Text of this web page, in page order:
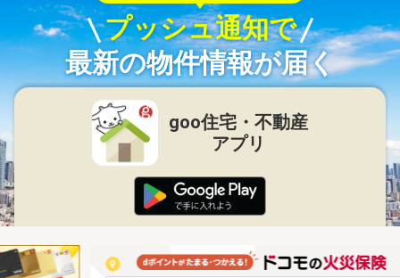
プッシュ通知で
最新の物件情報が届く
goo住宅・不動産
アプリ